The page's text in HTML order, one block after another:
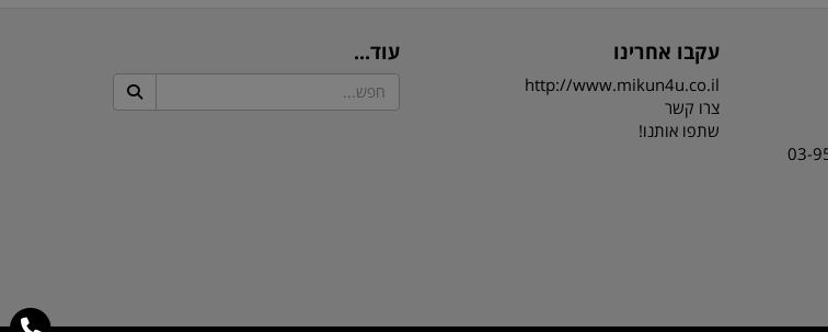
עקבו אחרינו
http://www.mikun4u.co.il
צרו קשר
שתפו אותנו!
עוד...